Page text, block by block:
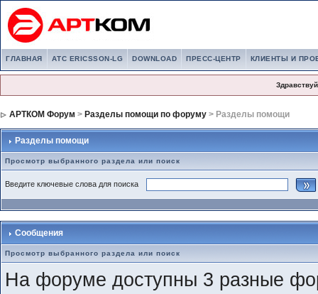
ГЛАВНАЯ АТС ERICSSON-LG DOWNLOAD ПРЕСС-ЦЕНТР КЛИЕНТЫ И
АРТКОМ Форум > Разделы помощи по форуму > Разделы помощи
Разделы помощи
Просмотр выбранного раздела или поиск
Введите ключевые слова для поиска
Сообщения
Просмотр выбранного раздела или поиск
На форуме доступны 3 разные